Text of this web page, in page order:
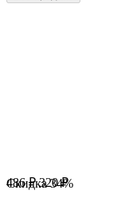
Скидка34%
486 ₽ 320 ₽